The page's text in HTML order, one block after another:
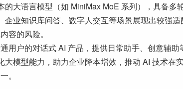
大语言模型（如 MiniMax MoE 系列），具备多
业知识库问答、数字人交互等场景展现出较强
容的风险。
用户的对话式 AI 产品，提供日常助手、创意辅助
模型能力，助力企业降本增效，推动 AI 技术在
。